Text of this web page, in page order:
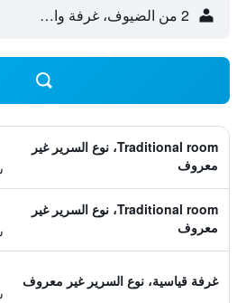
2 من الضيوف، غرفة واحدة
Traditional room، نوع السرير غير
معروف
Traditional room، نوع السرير غير
معروف
غرفة قياسية، نوع السرير غير معروف